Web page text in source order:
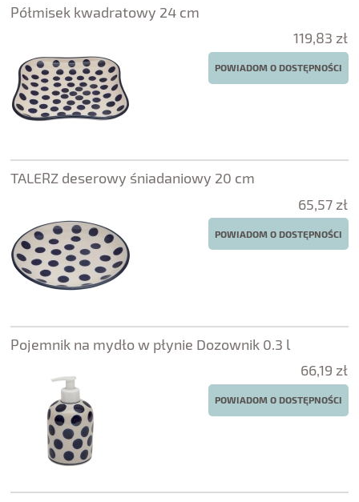
Półmisek kwadratowy 24 cm
119,83 zł
POWIADOM O DOSTĘPNOŚCI
TALERZ deserowy śniadaniowy 20 cm
65,57 zł
POWIADOM O DOSTĘPNOŚCI
Pojemnik na mydło w płynie Dozownik 0.3 l
66,19 zł
POWIADOM O DOSTĘPNOŚCI